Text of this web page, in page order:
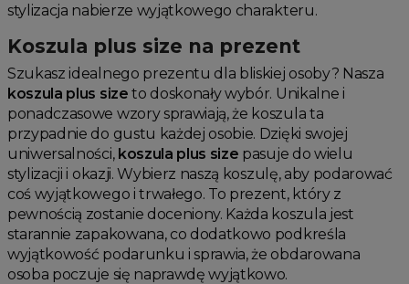
stylizacja nabierze wyjątkowego charakteru.
Koszula plus size na prezent
Szukasz idealnego prezentu dla bliskiej osoby? Nasza
koszula plus size to doskonały wybór. Unikalne i
ponadczasowe wzory sprawiają, że koszula ta
przypadnie do gustu każdej osobie. Dzięki swojej
uniwersalności, koszula plus size pasuje do wielu
stylizacji i okazji. Wybierz naszą koszulę, aby podarować
coś wyjątkowego i trwałego. To prezent, który z
pewnością zostanie doceniony. Każda koszula jest
starannie zapakowana, co dodatkowo podkreśla
wyjątkowość podarunku i sprawia, że obdarowana
osoba poczuje się naprawdę wyjątkowo.